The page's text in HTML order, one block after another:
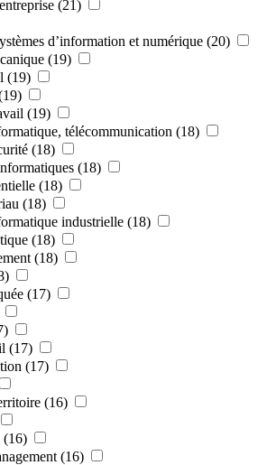
(21)
d’information et numérique (20)
(19)
(19)
(19)
télécommunication (18)
(18)
(18)
(18)
(18)
industrielle (18)
(18)
(18)
(17)
(17)
(17)
(16)
(16)
(16)